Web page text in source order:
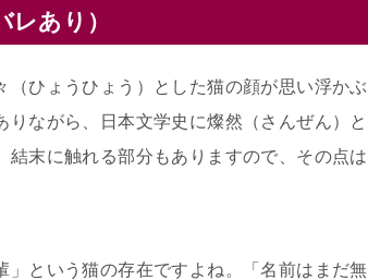
あり）
（ひょうひょう）とした猫の顔が思い浮かぶ
ながら、日本文学史に燦然（さんぜん）と
末に触れる部分もありますので、その点は
」という猫の存在ですよね。「名前はまだ無